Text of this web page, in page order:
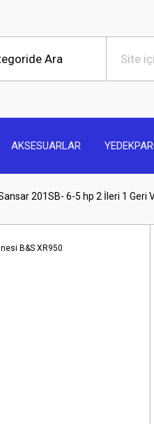
AKSESUARLAR
201SB- 6-5 hp 2 İleri 1 Geri